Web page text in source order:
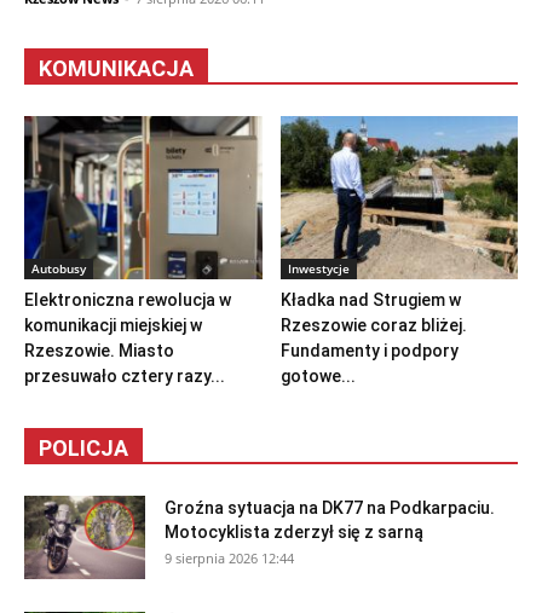
KOMUNIKACJA
Autobusy
Elektroniczna rewolucja w
komunikacji miejskiej w
Rzeszowie. Miasto
przesuwało cztery razy...
Inwestycje
Kładka nad Strugiem w
Rzeszowie coraz bliżej.
Fundamenty i podpory
gotowe...
POLICJA
Groźna sytuacja na DK77 na Podkarpaciu.
Motocyklista zderzył się z sarną
9 sierpnia 2026 12:44